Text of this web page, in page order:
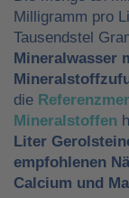
Milligramm pro
Tausendstel
Mineralwasser
die
Mineralstoffen
Liter
empfohlenen
Calcium und